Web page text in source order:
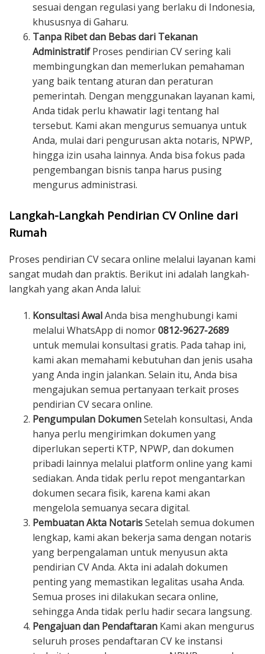
sesuai dengan regulasi yang berlaku di Indonesia,
khususnya di Gaharu.
Tanpa Ribet dan Bebas dari Tekanan
AdministratifProses pendirian CV sering kali
membingungkan dan memerlukan pemahaman
yang baik tentang aturan dan peraturan
pemerintah. Dengan menggunakan layanan kami,
Anda tidak perlu khawatir lagi tentang hal
tersebut. Kami akan mengurus semuanya untuk
Anda, mulai dari pengurusan akta notaris, NPWP,
hingga izin usaha lainnya. Anda bisa fokus pada
pengembangan bisnis tanpa harus pusing
mengurus administrasi.
Langkah-Langkah Pendirian CV Online dari
Rumah
Proses pendirian CV secara online melalui layanan kami
sangat mudah dan praktis. Berikut ini adalah langkah-
langkah yang akan Anda lalui:
Konsultasi AwalAnda bisa menghubungi kami
melalui WhatsApp di nomor0812-9627-2689
untuk memulai konsultasi gratis. Pada tahap ini,
kami akan memahami kebutuhan dan jenis usaha
yang Anda ingin jalankan. Selain itu, Anda bisa
mengajukan semua pertanyaan terkait proses
pendirian CV secara online.
Pengumpulan DokumenSetelah konsultasi, Anda
hanya perlu mengirimkan dokumen yang
diperlukan seperti KTP, NPWP, dan dokumen
pribadi lainnya melalui platform online yang kami
sediakan. Anda tidak perlu repot mengantarkan
dokumen secara fisik, karena kami akan
mengelola semuanya secara digital.
Pembuatan Akta NotarisSetelah semua dokumen
lengkap, kami akan bekerja sama dengan notaris
yang berpengalaman untuk menyusun akta
pendirian CV Anda. Akta ini adalah dokumen
penting yang memastikan legalitas usaha Anda.
Semua proses ini dilakukan secara online,
sehingga Anda tidak perlu hadir secara langsung.
Pengajuan dan Pendaftaran Kami akan mengurus
seluruh proses pendaftaran CV ke instansi